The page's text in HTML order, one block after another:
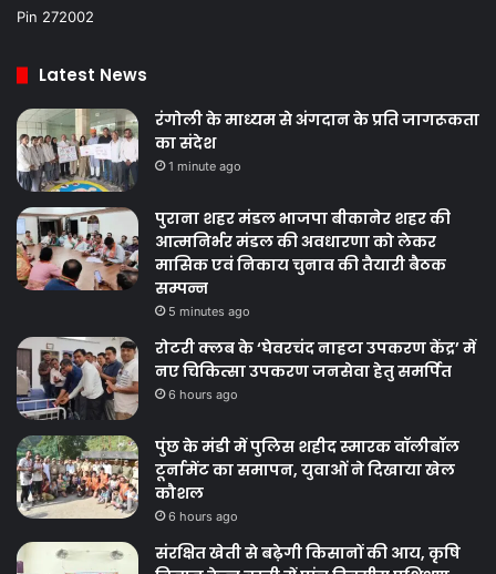
Pin 272002
Latest News
रंगोली के माध्यम से अंगदान के प्रति जागरूकता
का संदेश
1 minute ago
पुराना शहर मंडल भाजपा बीकानेर शहर की
आत्मनिर्भर मंडल की अवधारणा को लेकर
मासिक एवं निकाय चुनाव की तैयारी बैठक
सम्पन्न
5 minutes ago
रोटरी क्लब के ‘घेवरचंद नाहटा उपकरण केंद्र’ में
नए चिकित्सा उपकरण जनसेवा हेतु समर्पित
6 hours ago
पुंछ के मंडी में पुलिस शहीद स्मारक वॉलीबॉल
टूर्नामेंट का समापन, युवाओं ने दिखाया खेल
कौशल
6 hours ago
संरक्षित खेती से बढ़ेगी किसानों की आय, कृषि